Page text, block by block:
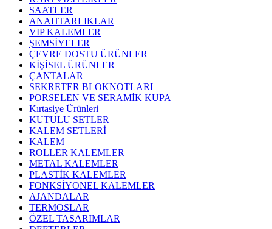
SAATLER
ANAHTARLIKLAR
VIP KALEMLER
ŞEMSİYELER
ÇEVRE DOSTU ÜRÜNLER
KİŞİSEL ÜRÜNLER
ÇANTALAR
SEKRETER BLOKNOTLARI
PORSELEN VE SERAMİK KUPA
Kırtasiye Ürünleri
KUTULU SETLER
KALEM SETLERİ
KALEM
ROLLER KALEMLER
METAL KALEMLER
PLASTİK KALEMLER
FONKSİYONEL KALEMLER
AJANDALAR
TERMOSLAR
ÖZEL TASARIMLAR